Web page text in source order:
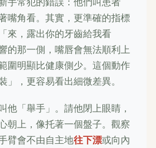
嘴角看。其實，更準確的指標
來，露出你的牙齒給我看
的那一側，嘴唇會無法順利上
圍明顯比健康側少。這個動作
」，更容易看出細微差異。
他「舉手」。請他閉上眼睛，
朝上，像托著一個盤子。觀察
臂會不由自主地往下漂或向內